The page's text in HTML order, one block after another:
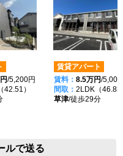
/5,200円
42.51）
賃貸アパート
賃料： 8.5万円/5,000
間取： 2LDK（46.83
草津/徒歩29分
ルで送る